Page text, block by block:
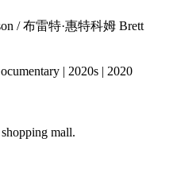
布雷特·惠特科姆 Brett
| 2020s | 2020
mall.